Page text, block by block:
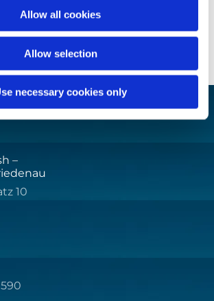
Allow all cookies
Allow selection
necessary cookies only
–
10